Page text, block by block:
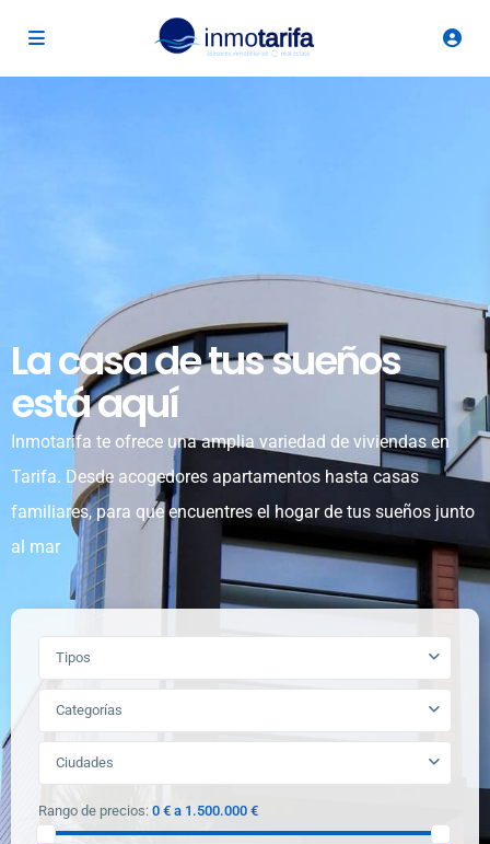
La casa de tus sueños
está aquí
Inmotarifa te ofrece una amplia variedad de viviendas en
Tarifa. Desde acogedores apartamentos hasta casas
familiares, para que encuentres el hogar de tus sueños junto
al mar
Tipos
Categorías
Ciudades
Rango de precios: 0 € a 1.500.000 €